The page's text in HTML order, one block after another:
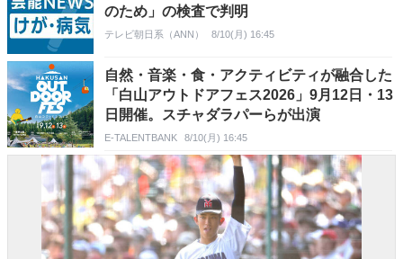
のため」の検査で判明
テレビ朝日系（ANN） 8/10(月) 16:45
自然・音楽・食・アクティビティが融合した
「白山アウトドアフェス2026」9月12日・13
日開催。スチャダラパーらが出演
E-TALENTBANK 8/10(月) 16:45